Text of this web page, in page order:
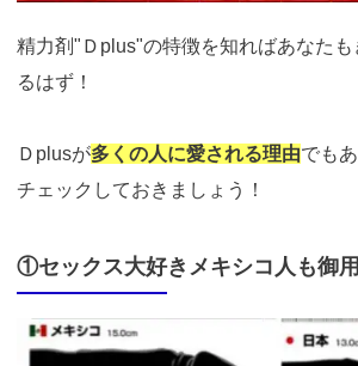
精力剤"Ｄplus"の特徴を知ればあなた
るはず！
Ｄplusが多くの人に愛される理由でも
チェックしておきましょう！
①セックス大好きメキシコ人も御用